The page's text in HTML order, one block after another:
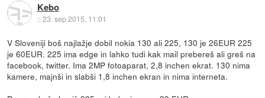
Kebo
::23. sep 2015, 11:01
V Sloveniji boš najlažje dobil nokia 130 ali 225, 130 je 26EUR 225
je 60EUR. 225 ima edge in lahko tudi kak mail prebereš ali greš na
facebook, twitter. Ima 2MP fotoaparat, 2,8 inchen ekrat. 130 nima
kamere, majnši in slabši 1,8 inchen ekran in nima interneta.